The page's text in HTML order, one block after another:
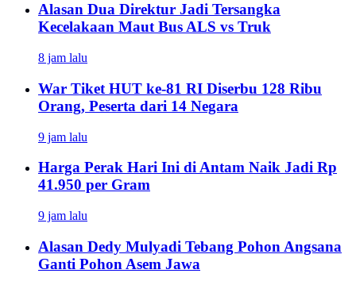
Alasan Dua Direktur Jadi Tersangka
Kecelakaan Maut Bus ALS vs Truk
8 jam lalu
War Tiket HUT ke-81 RI Diserbu 128 Ribu
Orang, Peserta dari 14 Negara
9 jam lalu
Harga Perak Hari Ini di Antam Naik Jadi Rp
41.950 per Gram
9 jam lalu
Alasan Dedy Mulyadi Tebang Pohon Angsana
Ganti Pohon Asem Jawa